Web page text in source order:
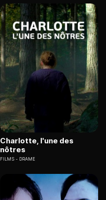
Charlotte, l'une des
nôtres
FILMS DRAME